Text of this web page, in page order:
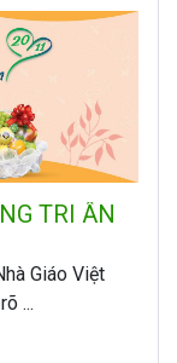
TRI ÂN
Giáo Việt
...